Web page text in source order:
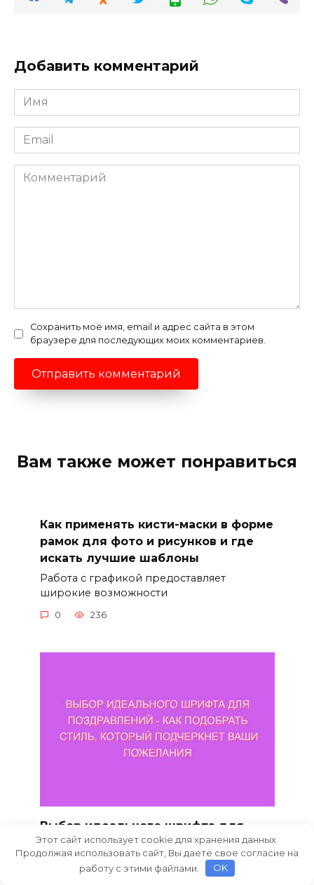
Добавить комментарий
Имя
*
Email
*
Комментарий
Сохранить моё имя, email и адрес сайта в этом
браузере для последующих моих комментариев.
Вам также может понравиться
Как применять кисти-маски в форме
рамок для фото и рисунков и где
искать лучшие шаблоны
Работа с графикой предоставляет
широкие возможности
0 236
Выбор идеального шрифта для
поздравлений — как подобрать
стиль, который подчеркнет ваши
пожелания
Этот сайт использует cookie для хранения данных.
Продолжая использовать сайт, Вы даете свое согласие на
работу с этими файлами.
OK